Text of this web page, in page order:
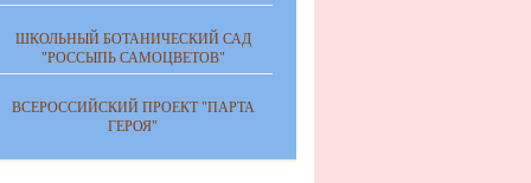
ШКОЛЬНЫЙ БОТАНИЧЕСКИЙ САД
"РОССЫПЬ САМОЦВЕТОВ"
ВСЕРОССИЙСКИЙ ПРОЕКТ "ПАРТА
ГЕРОЯ"